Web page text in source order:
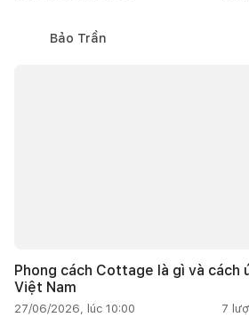
Bảo Trần
Phong cách Cottage là gì và cách
Việt Nam
27/06/2026, lúc 10:00 7